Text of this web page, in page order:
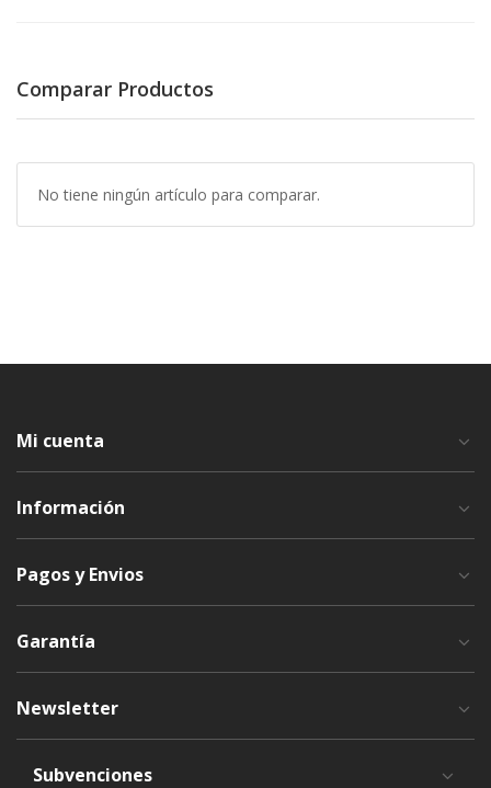
Comparar Productos
No tiene ningún artículo para comparar.
Mi cuenta
Información
Pagos y Envios
Garantía
Newsletter
Subvenciones